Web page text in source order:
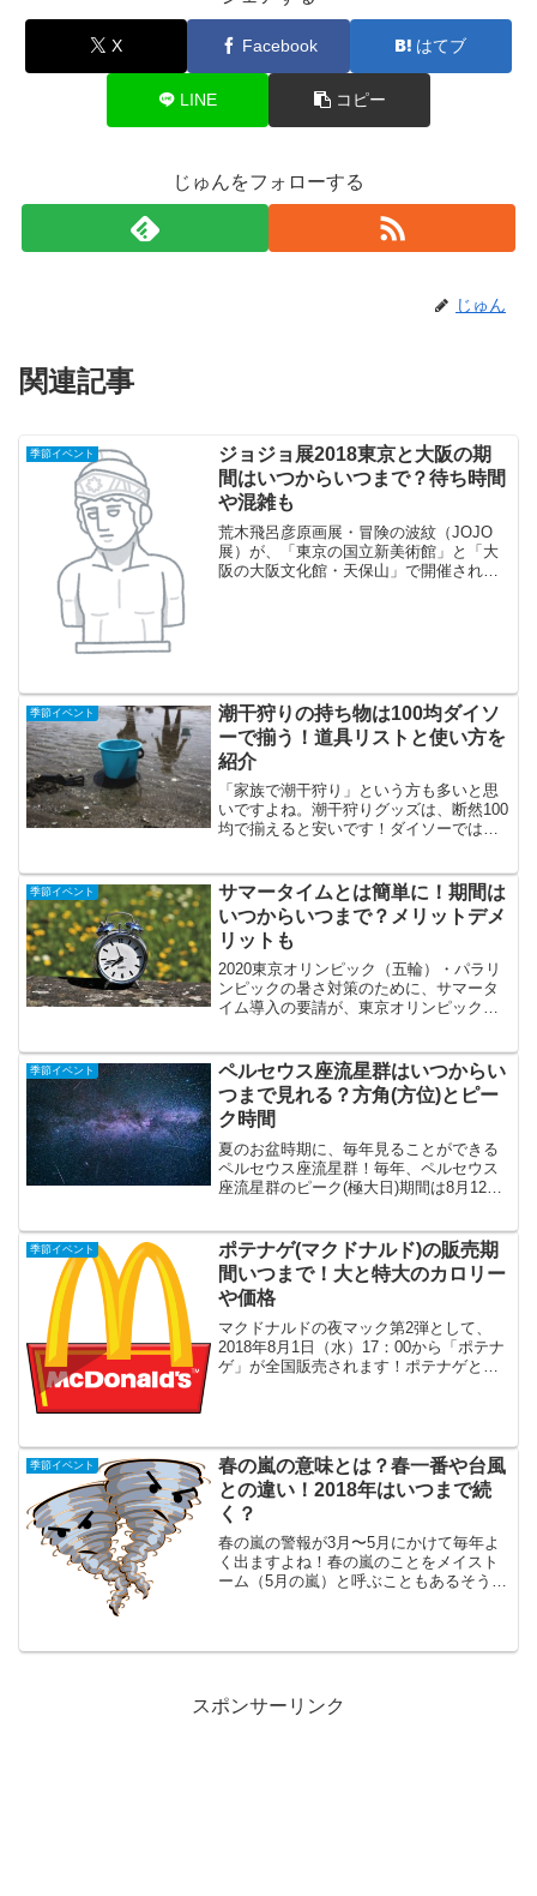
X Facebook はてブ
LINE コピー
じゅんをフォローする
じゅん
関連記事
季節イベント
ジョジョ展2018東京と大阪の期
間はいつからいつまで？待ち時間
や混雑も
荒木飛呂彦原画展・冒険の波紋（JOJO
展）が、「東京の国立新美術館」と「大
阪の大阪文化館・天保山」で開催されま
季節イベント
潮干狩りの持ち物は100均ダイソ
ーで揃う！道具リストと使い方を
紹介
「家族で潮干狩り」という方も多いと思
いですよね。潮干狩りグッズは、断然100
均で揃えると安いです！ダイソーでは、
「潮干狩りの時に必要な道具と使い方」
「100均で買える潮干...
季節イベント
サマータイムとは簡単に！期間は
いつからいつまで？メリットデメ
リットも
2020東京オリンピック（五輪）・パラリ
ンピックの暑さ対策のために、サマータ
イム導入の要請が、東京オリンピック組
のを聞いたことがある人も多いと思いま
すが、「そもそもサマ...
季節イベント
ペルセウス座流星群はいつからい
つまで見れる？方角(方位)とピー
ク時間
夏のお盆時期に、毎年見ることができる
ペルセウス座流星群！毎年、ペルセウス
座流星群のピーク(極大日)期間は8月12
訳ではありません。実は、ペルセウス座
流星群が見れる期...
季節イベント
ポテナゲ(マクドナルド)の販売期
間いつまで！大と特大のカロリー
や価格
マクドナルドの夜マック第2弾として、
2018年8月1日（水）17：00から「ポテナ
ゲ」が全国販売されます！ポテナゲと
季節イベント
春の嵐の意味とは？春一番や台風
との違い！2018年はいつまで続
く？
春の嵐の警報が3月〜5月にかけて毎年よ
く出ますよね！春の嵐のことをメイスト
ーム（5月の嵐）と呼ぶこともあるそうで
の嵐と春一番の違い」...
スポンサーリンク